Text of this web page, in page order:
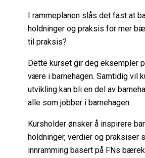
I rammeplanen slås det fast at
holdninger og praksis for mer
til praksis?
Dette kurset gir deg eksempler
være i barnehagen. Samtidig vil
utvikling kan bli en del av
alle som jobber i barnehagen.
Kursholder ønsker å inspirere
holdninger, verdier og praksiser
innramming basert på FNs